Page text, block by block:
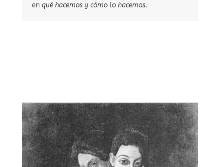
en qué hacemos y cómo lo hacemos.